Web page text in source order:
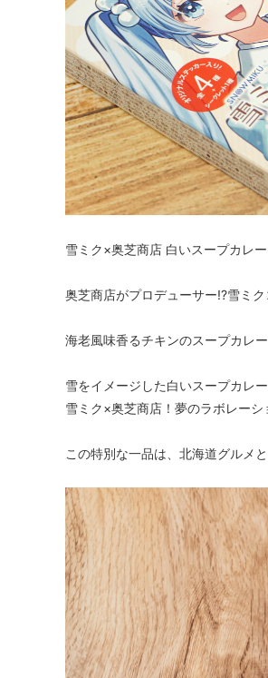
雪ミク×奥芝商店 白いスープカレー
奥芝商店がプロデューサー!?雪ミ
海老風味香るチキンのスープカレー
雪をイメージした白いスープカレ
雪ミク×奥芝商店！夢のラボレーシ
この特別な一品は、北海道グルメ